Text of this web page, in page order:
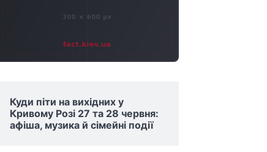
Куди піти на вихідних у
Кривому Розі 27 та 28 червня:
афіша, музика й сімейні події